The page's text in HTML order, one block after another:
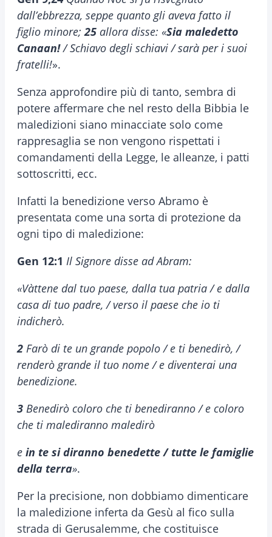
dall’ebbrezza, seppe quanto gli aveva fatto il
figlio minore;25 allora disse: «Sia maledetto
Canaan!/ Schiavo degli schiavi / sarà per i suoi
fratelli!».
Senza approfondire più di tanto, sembra di
potere affermare che nel resto della Bibbia le
maledizioni siano minacciate solo come
rappresaglia se non vengono rispettati i
comandamenti della Legge, le alleanze, i patti
sottoscritti, ecc.
Infatti la benedizione verso Abramo è
presentata come una sorta di protezione da
ogni tipo di maledizione:
Gen 12:1 Il Signore disse ad Abram:
«Vàttene dal tuo paese, dalla tua patria / e dalla
casa di tuo padre, / verso il paese che io ti
indicherò.
2 Farò di te un grande popolo / e ti benedirò, /
renderò grande il tuo nome / e diventerai una
benedizione.
3 Benedirò coloro che ti benediranno / e coloro
che ti malediranno maledirò
e in te si diranno benedette / tutte le famiglie
della terra».
Per la precisione, non dobbiamo dimenticare
la maledizione inferta da Gesù al fico sulla
strada di Gerusalemme, che costituisce